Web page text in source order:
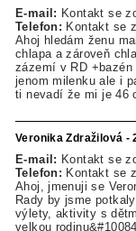
E-mail: Kontakt se
Telefon: Kontakt se
Ahoj hledám ženu
chlapa a zároveň
zázemí v RD
jenom milenku ale i
ti nevadí že mi je 46
Veronika Zdražilová -
E-mail: Kontakt se
Telefon: Kontakt se
Ahoj, jmenuji se
Rady by jsme
výlety, aktivity s
velkou